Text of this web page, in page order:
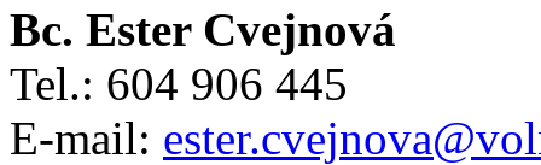
Bc. Ester Cvejnová
Tel.: 604 906 445
E-mail: